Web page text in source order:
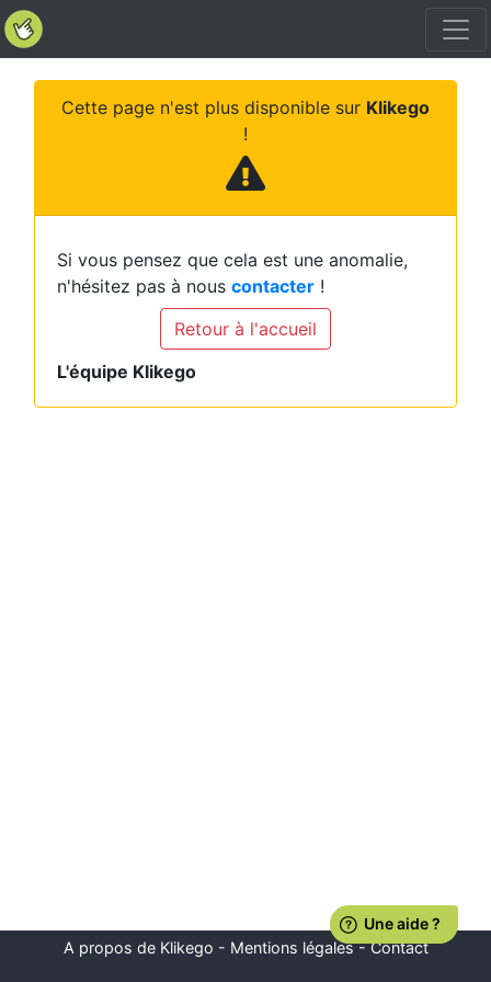
Cette page n'est plus disponible sur Klikego
!
Si vous pensez que cela est une anomalie,
n'hésitez pas à nous contacter !
Retour à l'accueil
L'équipe Klikego
A propos de Klikego - Mentions légales-Contact